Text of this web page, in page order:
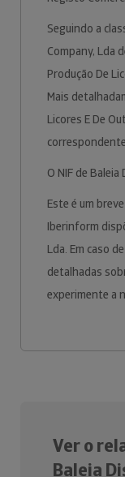
Seguindo a
Company, Lda
Produção De
Mais
Licores E De
O NIF de
Este é um
Iberinform
Lda. Em caso
detalhadas
experimente a
Ver o
Baleia